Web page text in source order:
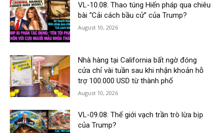
VL-10.08: Thao túng Hiến pháp qua chiêu
bài “Cải cách bầu cử” của Trump?
August 10, 2026
Nhà hàng tại California bất ngờ đóng
cửa chỉ vài tuần sau khi nhận khoản hỗ
trợ 100.000 USD từ thành phố
August 10, 2026
VL-09.08: Thế giới vạch trần trò lừa bịp
của Trump?